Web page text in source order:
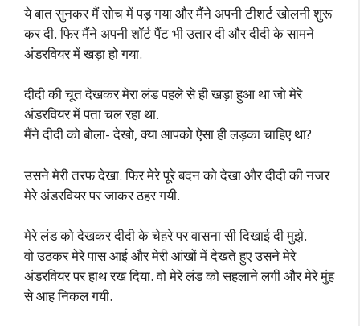
ये बात सुनकर मैं सोच में पड़ गया और मैंने अपनी टीशर्ट खोलनी शुरू
कर दी. फिर मैंने अपनी शॉर्ट पैंट भी उतार दी और दीदी के सामने
अंडरवियर में खड़ा हो गया.
दीदी की चूत देखकर मेरा लंड पहले से ही खड़ा हुआ था जो मेरे
अंडरवियर में पता चल रहा था.
मैंने दीदी को बोला- देखो, क्या आपको ऐसा ही लड़का चाहिए था?
उसने मेरी तरफ देखा. फिर मेरे पूरे बदन को देखा और दीदी की नजर
मेरे अंडरवियर पर जाकर ठहर गयी.
मेरे लंड को देखकर दीदी के चेहरे पर वासना सी दिखाई दी मुझे.
वो उठकर मेरे पास आई और मेरी आंखों में देखते हुए उसने मेरे
अंडरवियर पर हाथ रख दिया. वो मेरे लंड को सहलाने लगी और मेरे मुंह
से आह निकल गयी.